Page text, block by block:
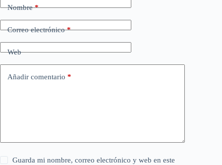
Nombre*
Correo electrónico*
Web
Añadir comentario *
Guarda mi nombre, correo electrónico y web en este